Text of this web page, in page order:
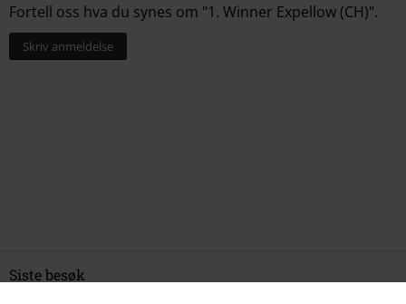
Fortell oss hva du synes om "1. Winner Expellow (CH)".
Skriv anmeldelse
Siste besøk